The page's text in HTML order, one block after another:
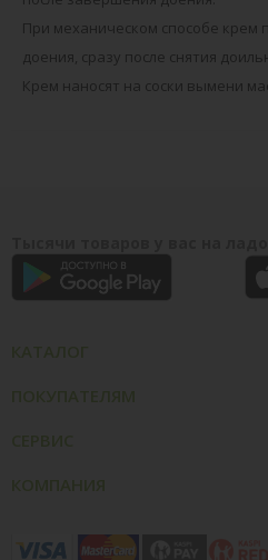
При механическом способе
доения, сразу после снятия
Крем наносят на соски вымени